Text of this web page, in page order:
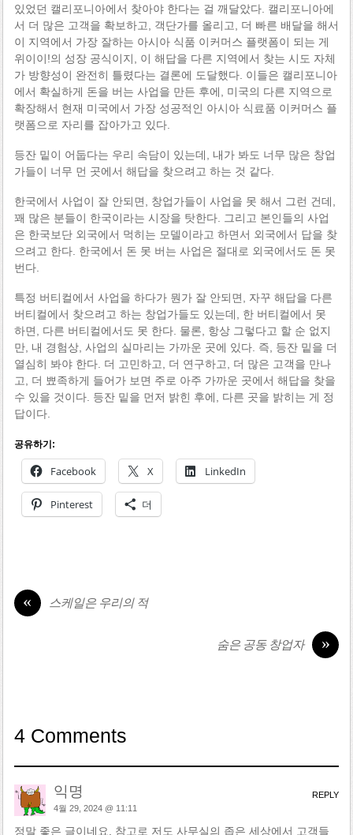
있었던 캘리포니아에서 찾아야 한다는 걸 깨달았다. 캘리포니아에
서 더 많은 고객을 확보하고, 객단가를 올리고, 더 빠른 배달을 해서
이 지역에서 가장 잘하는 아시아 식품 이커머스 플랫폼이 되는 게
위이이!의 성장 공식이지, 이 해답을 다른 지역에서 찾는 시도 자체
가 방향성이 완전히 틀렸다는 결론에 도달했다. 이들은 캘리포니아
에서 확실하게 돈을 버는 사업을 만든 후에, 미국의 다른 지역으로
확장해서 현재 미국에서 가장 성공적인 아시아 식료품 이커머스 플
랫폼으로 자리를 잡아가고 있다.
등잔 밑이 어둡다는 우리 속담이 있는데, 내가 봐도 너무 많은 창업
가들이 너무 먼 곳에서 해답을 찾으려고 하는 것 같다.
한국에서 사업이 잘 안되면, 창업가들이 사업을 못 해서 그런 건데,
꽤 많은 분들이 한국이라는 시장을 탓한다. 그리고 본인들의 사업
은 한국보단 외국에서 먹히는 모델이라고 하면서 외국에서 답을 찾
으려고 한다. 한국에서 돈 못 버는 사업은 절대로 외국에서도 돈 못
번다.
특정 버티컬에서 사업을 하다가 뭔가 잘 안되면, 자꾸 해답을 다른
버티컬에서 찾으려고 하는 창업가들도 있는데, 한 버티컬에서 못
하면, 다른 버티컬에서도 못 한다. 물론, 항상 그렇다고 할 순 없지
만, 내 경험상, 사업의 실마리는 가까운 곳에 있다. 즉, 등잔 밑을 더
열심히 봐야 한다. 더 고민하고, 더 연구하고, 더 많은 고객을 만나
고, 더 뾰족하게 들어가 보면 주로 아주 가까운 곳에서 해답을 찾을
수 있을 것이다. 등잔 밑을 먼저 밝힌 후에, 다른 곳을 밝히는 게 정
답이다.
공유하기:
Facebook X LinkedIn
Pinterest 더
« 스케일은 우리의 적
»
숨은 공동 창업자
4 Comments
익명
4월 29, 2024 @ 11:11
정말 좋은 글이네요. 참고로 저도 사무실의 좁은 세상에서 고객들
REPLY